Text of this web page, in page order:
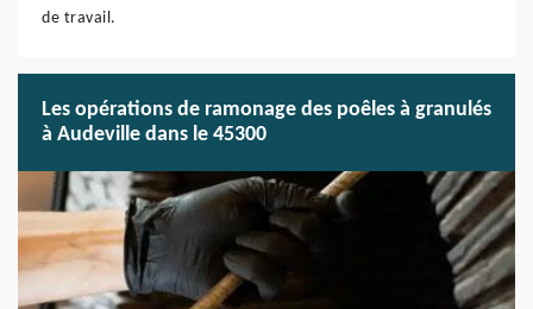
de travail.
Les opérations de ramonage des poêles à granulés
à Audeville dans le 45300